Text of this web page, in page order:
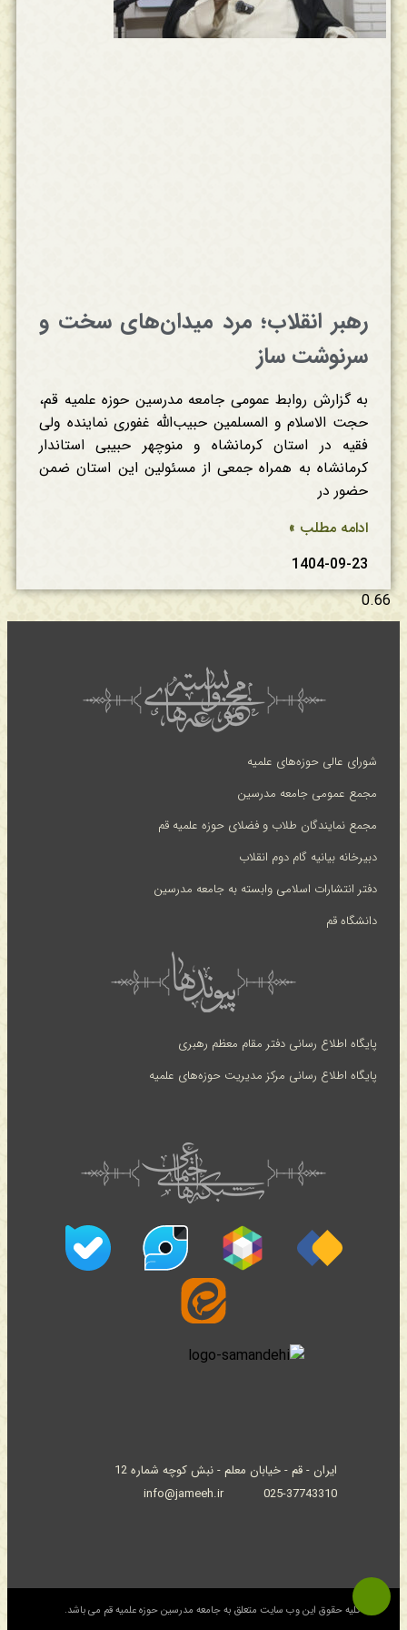
رهبر انقلاب؛ مرد میدان‌های سخت و
سرنوشت ساز
به گزارش روابط عمومی جامعه مدرسین حوزه علمیه قم،
حجت الاسلام و المسلمین حبیب‌الله غفوری نماینده ولی
فقیه در استان کرمانشاه و منوچهر حبیبی استاندار
کرمانشاه به همراه جمعی از مسئولین این استان ضمن
حضور در
ادامه مطلب »
1404-09-23
شورای عالی حوزه‌های علمیه
مجمع عمومی جامعه مدرسین
مجمع نمایندگان طلاب و فضلای حوزه علمیه قم
دبیرخانه بیانیه گام دوم انقلاب
دفتر انتشارات اسلامی وابسته به جامعه مدرسین
دانشگاه قم
پایگاه اطلاع رسانی دفتر مقام معظم رهبری
پایگاه اطلاع رسانی مرکز مدیریت حوزه‌های علمیه
ایران - قم - خیابان معلم - نبش کوچه شماره 12
025-37743310
info@jameeh.ir
© کلیه حقوق این وب سایت متعلق به جامعه مدرسین حوزه علمیه قم می باشد.